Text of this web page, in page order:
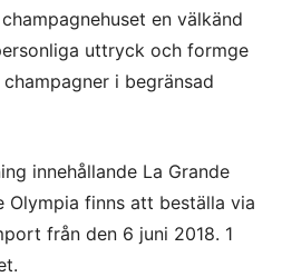
en välkänd
uttryck och formge
i begränsad
innehållande La Grande
Olympia finns att beställa via
från den 6 juni 2018. 1